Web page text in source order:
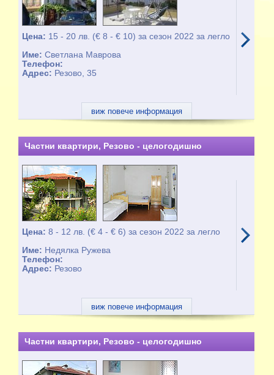
Цена: 15 - 20 лв. (€ 8 - € 10) за сезон 2022 за легло
Име:Светлана Маврова
Телефон:
Адрес: Резово, 35
виж повече информация
Частни квартири, Резово - целогодишно
Цена:8 - 12 лв. (€ 4 - € 6) за сезон 2022 за легло
Име: Недялка Ружева
Телефон:
Адрес: Резово
виж повече информация
Частни квартири, Резово - целогодишно